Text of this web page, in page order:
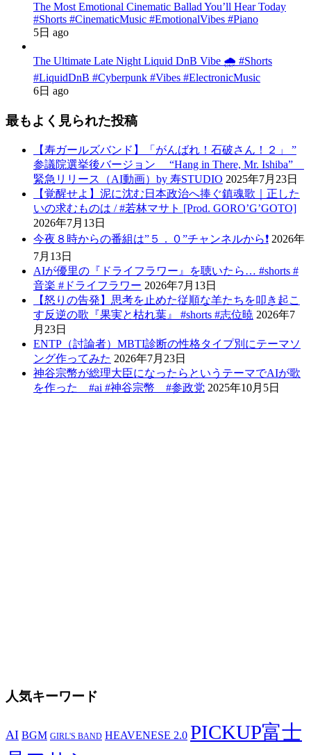
The Most Emotional Cinematic Ballad You’ll Hear Today
#Shorts #CinematicMusic #EmotionalVibes #Piano
5日 ago
The Ultimate Late Night Liquid DnB Vibe 🌧️ #Shorts
#LiquidDnB #Cyberpunk #Vibes #ElectronicMusic
6日 ago
最もよく見られた投稿
【寿ガールズバンド】「がんばれ！石破さん！２」 ”
参議院選挙後バージョン “Hang in There, Mr. Ishiba”
緊急リリース（AI動画）by 寿STUDIO 2025年7月23日
【覚醒せよ】泥に沈む日本政治へ捧ぐ鎮魂歌｜正した
いの求むものは / #若林マサト [Prod. GORO’G’GOTO]
2026年7月13日
今夜８時からの番組は”５．０”チャンネルから❗️ 2026年
7月13日
AIが優里の『ドライフラワー』を聴いたら… #shorts #
音楽 #ドライフラワー 2026年7月13日
【怒りの告発】思考を止めた従順な羊たちを叩き起こ
す反逆の歌『果実と枯れ葉』 #shorts #志位暁 2026年7
月23日
ENTP（討論者）MBTI診断の性格タイプ別にテーマソ
ング作ってみた 2026年7月23日
神谷宗幣が総理大臣になったらというテーマでAIが歌
を作った #ai #神谷宗幣 #参政党 2025年10月5日
人気キーワード
AI BGM GIRL'S BAND HEAVENESE 2.0 PICKUP富士